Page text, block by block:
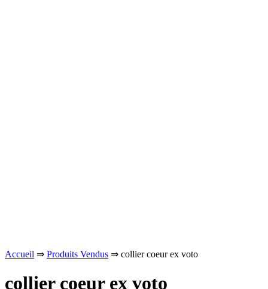
Accueil ⇒ Produits Vendus ⇒ collier coeur ex voto
collier coeur ex voto